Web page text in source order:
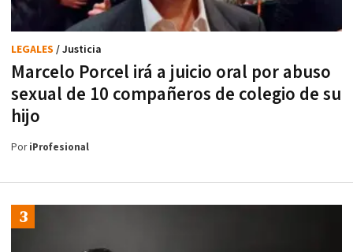
Marcelo Porcel irá a juicio oral por abuso
sexual de 10 compañeros de colegio de su
hijo
LEGALES / Justicia
PoriProfesional